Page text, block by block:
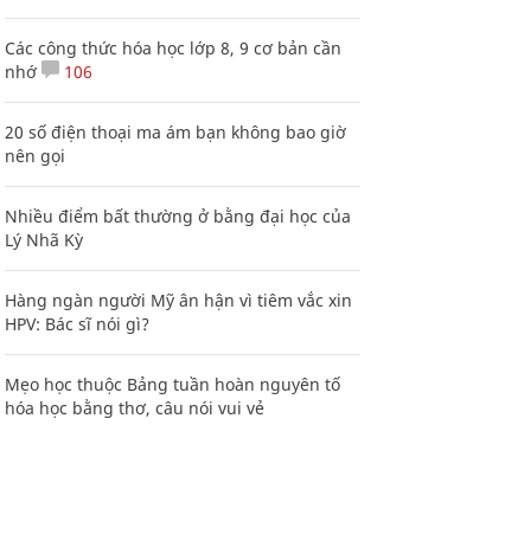
Các công thức hóa học lớp 8, 9 cơ bản cần
nhớ
106
20 số điện thoại ma ám bạn không bao giờ
nên gọi
Nhiều điểm bất thường ở bằng đại học của
Lý Nhã Kỳ
Hàng ngàn người Mỹ ân hận vì tiêm vắc xin
HPV: Bác sĩ nói gì?
Mẹo học thuộc Bảng tuần hoàn nguyên tố
hóa học bằng thơ, câu nói vui vẻ